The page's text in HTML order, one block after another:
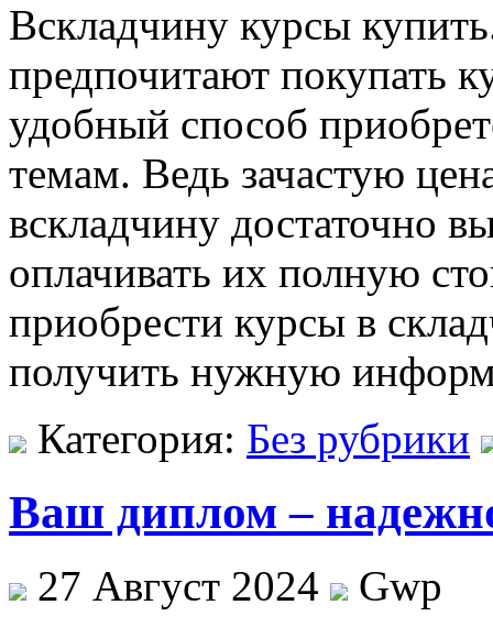
Всклaдчину курсы
предпочитают покупать
удобный способ
темам. Ведь зачастую
вскладчину достаточно
оплачивать их полную
приобрести курсы в
получить нужную
Категория: Без рубрики
Ваш диплом –
27 Август 2024
Gwp